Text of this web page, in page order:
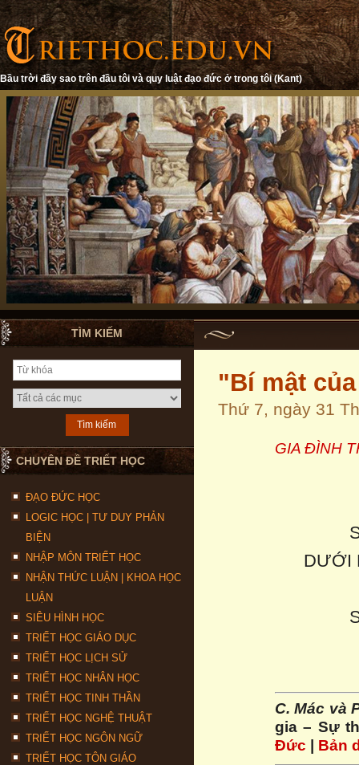
Bầu trời đầy sao trên đầu tôi và quy luật đạo đức ở trong tôi (Kant)
TÌM KIẾM
CHUYÊN ĐỀ TRIẾT HỌC
ĐẠO ĐỨC HỌC
LOGIC HỌC | TƯ DUY PHẢN
BIỆN
NHẬP MÔN TRIẾT HỌC
NHẬN THỨC LUẬN | KHOA HỌC
LUẬN
SIÊU HÌNH HỌC
TRIẾT HỌC GIÁO DỤC
TRIẾT HỌC LỊCH SỬ
TRIẾT HỌC NHÂN HỌC
TRIẾT HỌC TINH THẦN
TRIẾT HỌC NGHỆ THUẬT
TRIẾT HỌC NGÔN NGỮ
TRIẾT HỌC TÔN GIÁO
"Bí mật
Thứ 7, ngày 31
GIA ĐÌNH
DƯỚI
C. Mác và
gia – Sự
Đức | Bản